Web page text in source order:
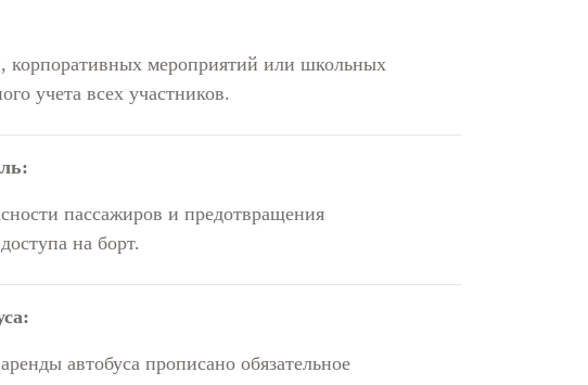
корпоративных мероприятий или школьных
учета всех участников.
пассажиров и предотвращения
на борт.
автобуса прописано обязательное